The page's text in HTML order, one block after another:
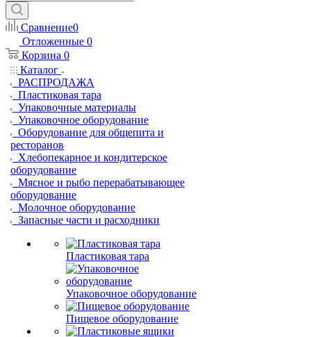
Сравнение0
Отложенные 0
Корзина 0
Каталог
РАСПРОДАЖА
Пластиковая тара
Упаковочные материалы
Упаковочное оборудование
Оборудование для общепита и
ресторанов
Хлебопекарное и кондитерское
оборудование
Мясное и рыбо перерабатывающее
оборудование
Молочное оборудование
Запасные части и расходники
Пластиковая тара
Упаковочное оборудование
Пищевое оборудование